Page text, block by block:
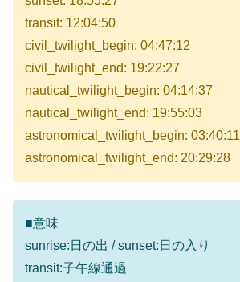
transit: 12:04:50
civil_twilight_begin: 04:47:12
civil_twilight_end: 19:22:27
nautical_twilight_begin: 04:14:37
nautical_twilight_end: 19:55:03
astronomical_twilight_begin: 03:40:11
astronomical_twilight_end: 20:29:28
■意味
sunrise:日の出 / sunset:日の入り
transit:子午線通過